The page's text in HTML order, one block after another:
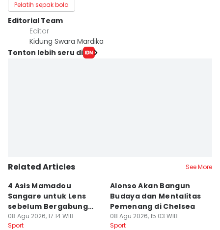
Pelatih sepak bola
Editorial Team
Editor
Kidung Swara Mardika
Tonton lebih seru di
Related Articles See More
4 Asis Mamadou
Sangare untuk Lens
sebelum Bergabung
dengan Brentford
08 Agu 2026, 17:14 WIB
Sport
Alonso Akan Bangun
Budaya dan Mentalitas
Pemenang di Chelsea
08 Agu 2026, 15:03 WIB
Sport